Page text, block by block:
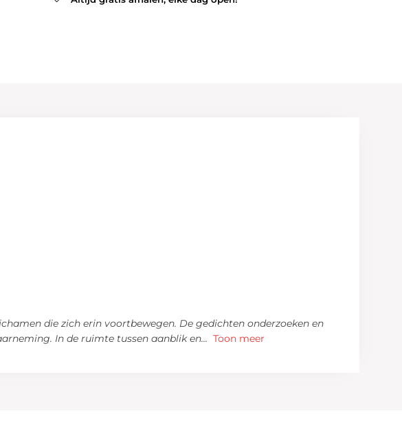
die zich erin voortbewegen. De gedichten onderzoeken en
In de ruimte tussen aanblik en... Toon meer